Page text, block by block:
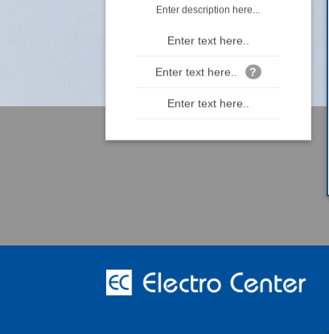
Enter description here...
Enter text here..
Enter text here.. ?
Enter text here..